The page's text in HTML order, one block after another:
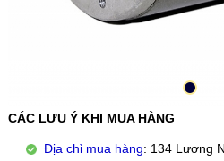
CÁC LƯU Ý KHI MUA HÀNG
Địa chỉ mua hàng: 134 Lương